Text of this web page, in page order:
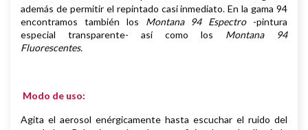
además de permitir el repintado casi inmediato.En la gama 94
encontramos también los Montana 94 Espectro-pintura
especial transparente- así como los Montana 94
Fluorescentes.
Modo de uso:
Agita el aerosol enérgicamente hasta escuchar el ruido del